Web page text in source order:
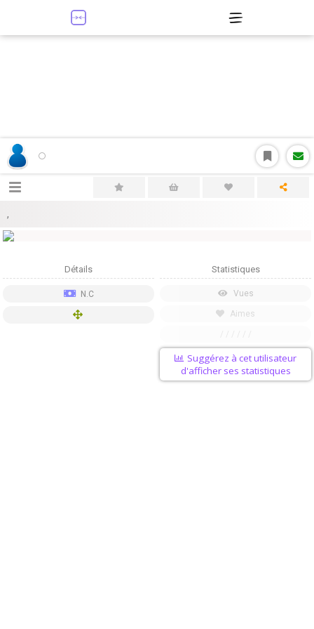
,
Détails
N.C
Statistiques
Vues
Aimes
Suggérez à cet utilisateur
d'afficher ses statistiques